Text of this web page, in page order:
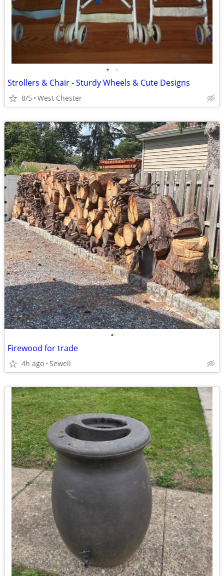
• •
Strollers & Chair - Sturdy Wheels & Cute Designs
8/5 West Chester
•
Firewood for trade
4h ago Sewell